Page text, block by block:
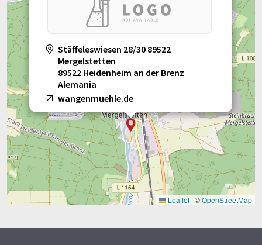
Stäffeleswiesen 28/30 89522
Mergelstetten
89522 Heidenheim an der Brenz
Alemania
wangenmuehle.de
Leaflet | ©OpenStreetMap